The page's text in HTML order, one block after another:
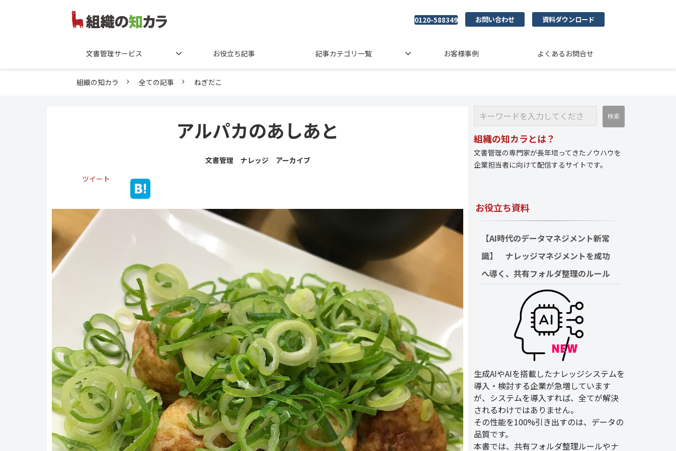
0120-588349 お問い合わせ 資料ダウンロード
文書管理サービス お役立ち記事 記事カテゴリ一覧 お客様事例 よくあるお問合せ
組織の知カラ 全ての記事 ねぎだこ
アルパカのあしあと
文書管理 ナレッジ アーカイブ
ツイート
組織の知カラとは？
文書管理の専門家が長年培ってきたノウハウを
企業担当者に向けて配信するサイトです。
お役立ち資料
【AI時代のデータマネジメント新常
識】　ナレッジマネジメントを成功
へ導く、共有フォルダ整理のルール
生成AIやAIを搭載したナレッジシステムを
導入・検討する企業が急増しています
が、システムを導入すれば、全てが解決
されるわけではありません。
その性能を100%引き出すのは、データの
品質です。
本書では、共有フォルダ整理ルールやナ